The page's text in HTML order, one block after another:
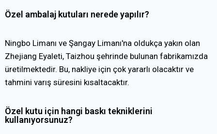
Özel ambalaj kutuları nerede yapılır?
Ningbo Limanı ve Şangay Limanı'na oldukça yakın olan
Zhejiang Eyaleti, Taizhou şehrinde bulunan fabrikamızda
üretilmektedir. Bu, nakliye için çok yararlı olacaktır ve
tahmini varış süresini kısaltacaktır.
Özel kutu için hangi baskı tekniklerini
kullanıyorsunuz?